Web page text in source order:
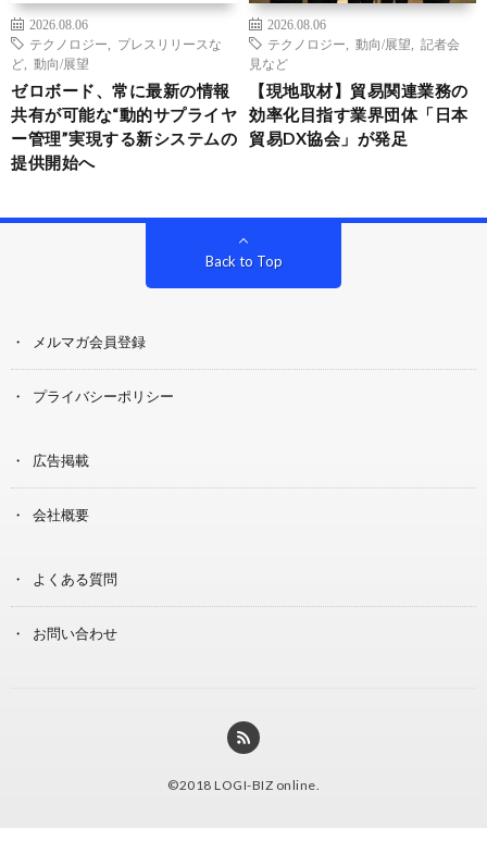
2026.08.06
テクノロジー
プレスリリースな
ど
動向/展望
ゼロボード、常に最新の情報
共有が可能な“動的サプライヤ
ー管理”実現する新システムの
提供開始へ
2026.08.06
テクノロジー
動向/展望
記者会
見など
【現地取材】貿易関連業務の
効率化目指す業界団体「日本
貿易DX協会」が発足
Back to Top
メルマガ会員登録
プライバシーポリシー
広告掲載
会社概要
よくある質問
お問い合わせ
©2018 LOGI-BIZ online